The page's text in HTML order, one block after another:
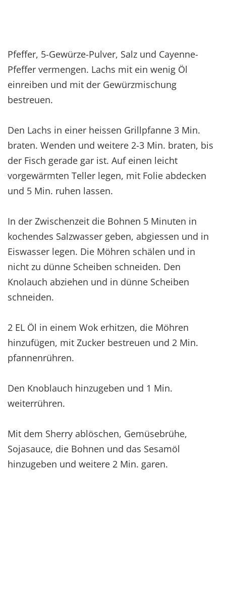
Pfeffer, 5-Gewürze-Pulver, Salz und Cayenne-
Pfeffer vermengen. Lachs mit ein wenig Öl
einreiben und mit der Gewürzmischung
bestreuen.
Den Lachs in einer heissen Grillpfanne 3 Min.
braten. Wenden und weitere 2-3 Min. braten, bis
der Fisch gerade gar ist. Auf einen leicht
vorgewärmten Teller legen, mit Folie abdecken
und 5 Min. ruhen lassen.
In der Zwischenzeit die Bohnen 5 Minuten in
kochendes Salzwasser geben, abgiessen und in
Eiswasser legen. Die Möhren schälen und in
nicht zu dünne Scheiben schneiden. Den
Knolauch abziehen und in dünne Scheiben
schneiden.
2 EL Öl in einem Wok erhitzen, die Möhren
hinzufügen, mit Zucker bestreuen und 2 Min.
pfannenrühren.
Den Knoblauch hinzugeben und 1 Min.
weiterrühren.
Mit dem Sherry ablöschen, Gemüsebrühe,
Sojasauce, die Bohnen und das Sesamöl
hinzugeben und weitere 2 Min. garen.